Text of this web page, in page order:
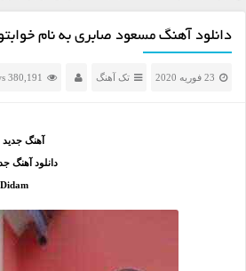
دانلود آهنگ مسعود صابری به نام
23 فوریه 2020 تک آهنگ 380,191 views
آهنگ جدید
دانلود آهنگ